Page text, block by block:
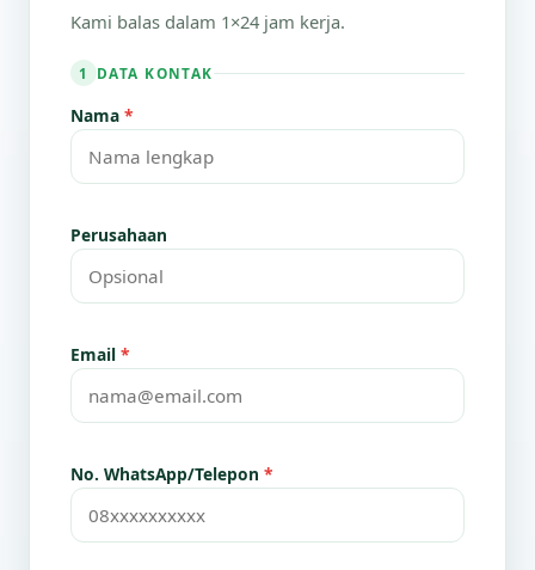
Kami balas dalam 1×24 jam kerja.
1 DATA KONTAK
Nama *
Perusahaan
Email *
No. WhatsApp/Telepon *